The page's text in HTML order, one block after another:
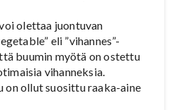
olettaa juontuvan
eli ”vihannes”-
buumin myötä on ostettu
vihanneksia.
on ollut suosittu raaka-aine